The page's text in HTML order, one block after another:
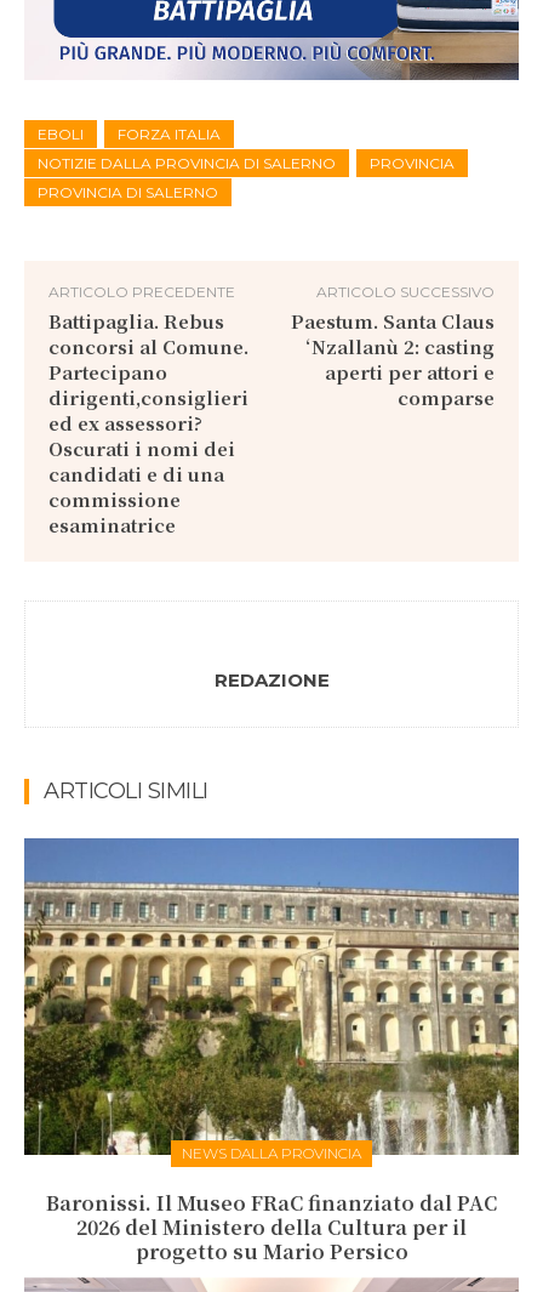
EBOLI
FORZA ITALIA
NOTIZIE DALLA PROVINCIA DI SALERNO
PROVINCIA
PROVINCIA DI SALERNO
ARTICOLO PRECEDENTE
Battipaglia. Rebus
concorsi al Comune.
Partecipano
dirigenti,consiglieri
ed ex assessori?
Oscurati i nomi dei
candidati e di una
commissione
esaminatrice
ARTICOLO SUCCESSIVO
Paestum. Santa Claus
‘Nzallanù 2: casting
aperti per attori e
comparse
REDAZIONE
ARTICOLI SIMILI
NEWS DALLA PROVINCIA
Baronissi. Il Museo FRaC finanziato dal PAC
2026 del Ministero della Cultura per il
progetto su Mario Persico